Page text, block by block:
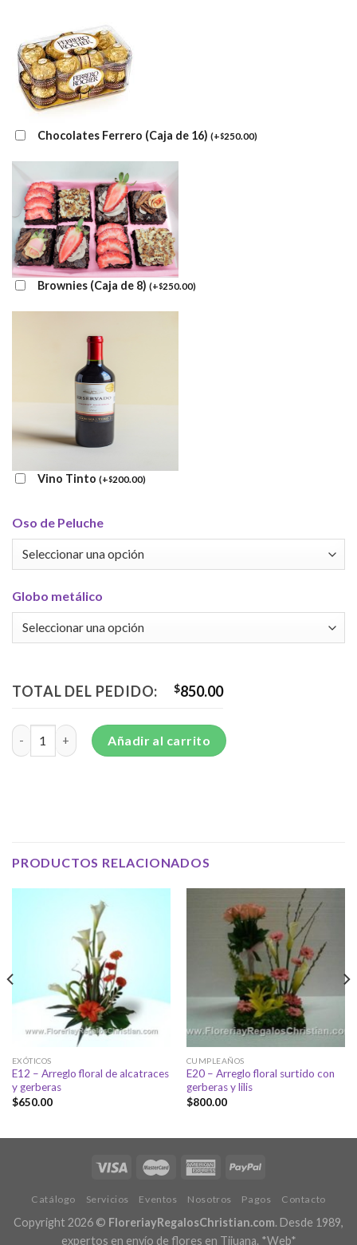
Chocolates Ferrero (Caja de 16) (+$250.00)
Brownies (Caja de 8) (+$250.00)
Vino Tinto (+$200.00)
Oso de Peluche
Globo metálico
TOTAL DEL PEDIDO: $850.00
Elegante arreglo con aves del paraíso y rosas - NU58 cantidad
Añadir al carrito
PRODUCTOS RELACIONADOS
EXÓTICOS
E12 – Arreglo floral de alcatraces
y gerberas
$650.00
CUMPLEAÑOS
E20 – Arreglo floral surtido con
gerberas y lilis
$800.00
Catálogo Servicios Eventos Nosotros Pagos Contacto
Copyright 2026 © FloreriayRegalosChristian.com. Desde 1989,
expertos en envío de flores en Tijuana. *Web*